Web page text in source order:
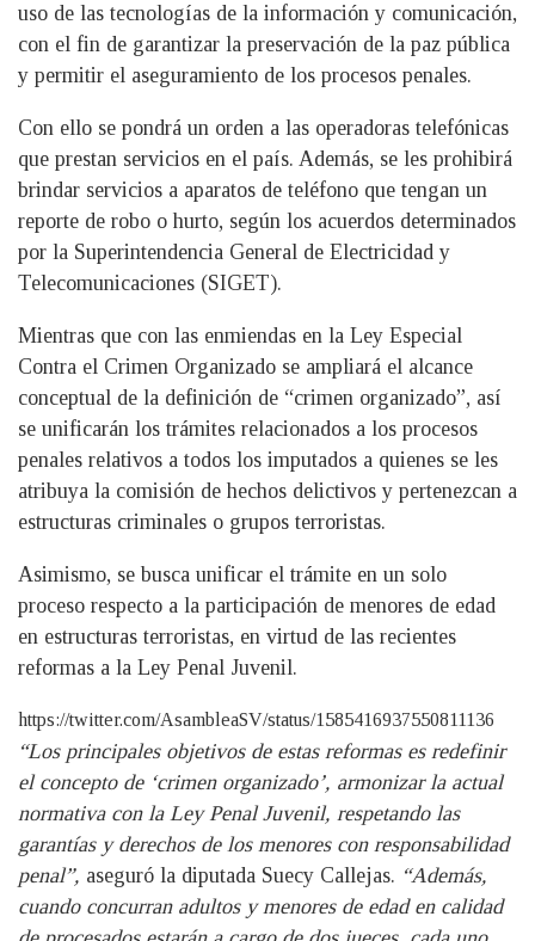
uso de las tecnologías de la información y comunicación,
con el fin de garantizar la preservación de la paz pública
y permitir el aseguramiento de los procesos penales.
Con ello se pondrá un orden a las operadoras telefónicas
que prestan servicios en el país. Además, se les prohibirá
brindar servicios a aparatos de teléfono que tengan un
reporte de robo o hurto, según los acuerdos determinados
por la Superintendencia General de Electricidad y
Telecomunicaciones (SIGET).
Mientras que con las enmiendas en la Ley Especial
Contra el Crimen Organizado se ampliará el alcance
conceptual de la definición de “crimen organizado”, así
se unificarán los trámites relacionados a los procesos
penales relativos a todos los imputados a quienes se les
atribuya la comisión de hechos delictivos y pertenezcan a
estructuras criminales o grupos terroristas.
Asimismo, se busca unificar el trámite en un solo
proceso respecto a la participación de menores de edad
en estructuras terroristas, en virtud de las recientes
reformas a la Ley Penal Juvenil.
https://twitter.com/AsambleaSV/status/1585416937550811136
“Los principales objetivos de estas reformas es redefinir
el concepto de ‘crimen organizado’, armonizar la actual
normativa con la Ley Penal Juvenil, respetando las
garantías y derechos de los menores con responsabilidad
penal”, aseguró la diputada Suecy Callejas. “Además,
cuando concurran adultos y menores de edad en calidad